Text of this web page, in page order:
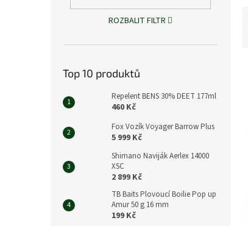
ROZBALIT FILTR
Top 10 produktů
Repelent BENS 30% DEET 177ml
460 Kč
Fox Vozík Voyager Barrow Plus
5 999 Kč
Shimano Naviják Aerlex 14000
XSC
2 899 Kč
TB Baits Plovoucí Boilie Pop up
Amur 50 g 16 mm
199 Kč